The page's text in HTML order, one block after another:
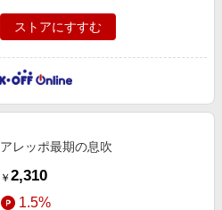
ストアにすすむ
アレッポ最期の息吹
￥ 2,310
1.5%